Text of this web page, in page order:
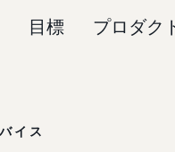
目標 プロダク
イス